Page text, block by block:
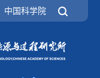
中国科学院